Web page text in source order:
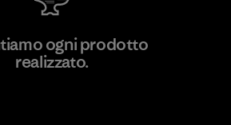
Garment Co., Ltd
ogni prodotto
realizzato.